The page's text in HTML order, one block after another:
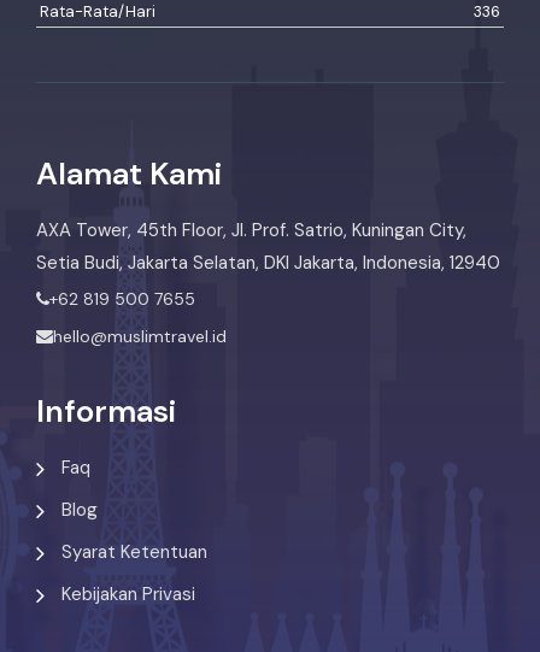
Rata-Rata/Hari
336
Alamat Kami
AXA Tower, 45th Floor, Jl. Prof. Satrio, Kuningan City,
Setia Budi, Jakarta Selatan, DKI Jakarta, Indonesia, 12940
+62 819 500 7655
hello@muslimtravel.id
Informasi
Faq
Blog
Syarat Ketentuan
Kebijakan Privasi